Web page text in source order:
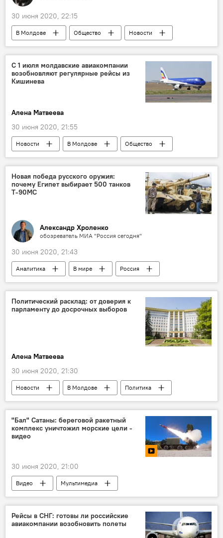
30 июня 2020, 22:15
В Молдове Общество Новости
С 1 июля молдавские авиакомпании
возобновляют регулярные рейсы из
Кишинева
Алена Матвеева
30 июня 2020, 21:55
Новости В Молдове
Общество
Коронавирус
Новая победа русского оружия:
почему Египет выбирает 500 танков
Т-90МС
Александр Хроленко
обозреватель МИА "Россия сегодня"
30 июня 2020, 21:43
Аналитика В мире Россия
Политический расклад: от доверия к
парламенту до досрочных выборов
Алена Матвеева
30 июня 2020, 21:30
Новости В Молдове
Политика
Парламент
"Бал" Сатаны: береговой ракетный
комплекс уничтожил морские цели -
видео
30 июня 2020, 21:00
Видео Мультимедиа
Рейсы в СНГ: готовы ли российские
авиакомпании возобновить полеты